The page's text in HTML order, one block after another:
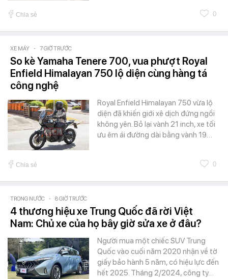
Chia sẻ 0
XE MÁY - 7 GIỜ TRƯỚC
So kè Yamaha Tenere 700, vua phượt Royal
Enfield Himalayan 750 lộ diện cùng hàng tá
công nghệ
Royal Enfield Himalayan 750 vừa lộ
diện đã khiến giới xê dịch đứng ngồi
không yên. Bỏ lại vành 21 inch, xe tối
ưu êm ái đường dài bằng vành 19…
Chia sẻ 0
TRONG NƯỚC - 8 GIỜ TRƯỚC
4 thương hiệu xe Trung Quốc đã rời Việt
Nam: Chủ xe của họ bây giờ sửa xe ở đâu?
Người mua một chiếc SUV Trung
Quốc vào cuối năm 2020 nhận về tờ
giấy bảo hành 5 năm, có hiệu lực đến
hết 2025. Tháng 2/2024, công ty…